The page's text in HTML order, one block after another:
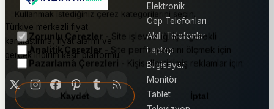
Türkiye merkezli fiyat
karşılaştırma, fiyat alarmı ve
gerçek indirim keşif platformu.
Elektronik
Cep Telefonları
Akıllı Telefonlar
Laptop
Bilgisayar
Monitör
Tablet
Kullanmak istediğiniz çerez kategorilerini seçin.
Zorunlu Çerezler - Site işlevselliği için gerekli
Analitik Çerezler - Site performansını ölçmek için
Pazarlama Çerezleri - Kişiselleştirilmiş reklamlar için
Kaydet İptal